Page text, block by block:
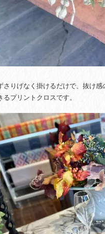
さりげなく掛けるだけで、抜け
るプリントクロスです。